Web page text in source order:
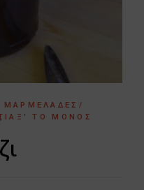
ΜΑΡΜΕΛΆΔΕΣ/
ΤΟ ΜΌΝΟΣ